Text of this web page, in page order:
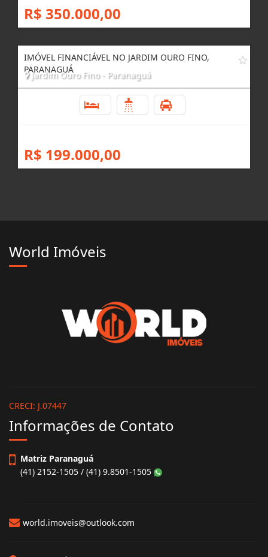
R$ 350.000,00
IMÓVEL FINANCIÁVEL NO JARDIM OURO FINO,
PARANAGUÁ
Jardim Ouro Fino - Paranaguá
R$ 199.000,00
World Imóveis
CRECI: J.07447
Matriz Paranaguá